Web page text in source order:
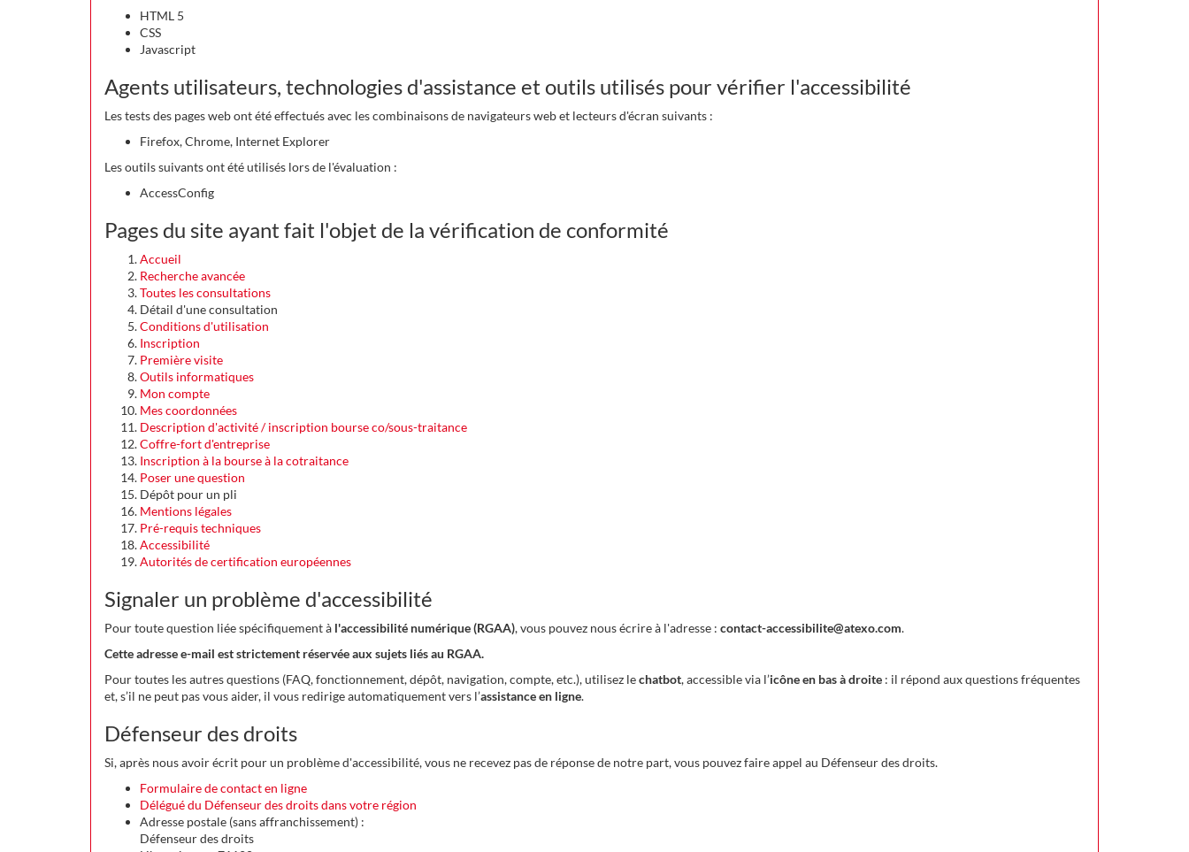
HTML 5
CSS
Javascript
Agents utilisateurs, technologies d'assistance et outils utilisés pour vérifier l'accessibilité
Les tests des pages web ont été effectués avec les combinaisons de navigateurs web et lecteurs d'écran suivants :
Firefox, Chrome, Internet Explorer
Les outils suivants ont été utilisés lors de l'évaluation :
AccessConfig
Pages du site ayant fait l'objet de la vérification de conformité
Accueil
Recherche avancée
Toutes les consultations
Détail d'une consultation
Conditions d'utilisation
Inscription
Première visite
Outils informatiques
Mon compte
Mes coordonnées
Description d'activité / inscription bourse co/sous-traitance
Coffre-fort d'entreprise
Inscription à la bourse à la cotraitance
Poser une question
Dépôt pour un pli
Mentions légales
Pré-requis techniques
Accessibilité
Autorités de certification européennes
Signaler un problème d'accessibilité
Pour toute question liée spécifiquement à l'accessibilité numérique (RGAA), vous pouvez nous écrire à l'adresse : contact-accessibilite@atexo.com.
Cette adresse e-mail est strictement réservée aux sujets liés au RGAA.
Pour toutes les autres questions (FAQ, fonctionnement, dépôt, navigation, compte, etc.), utilisez lechatbot, accessible via l’icône en bas à droite : il répond aux questions fréquentes
et, s’il ne peut pas vous aider, il vous redirige automatiquement vers l’assistance en ligne.
Défenseur des droits
Si, après nous avoir écrit pour un problème d'accessibilité, vous ne recevez pas de réponse de notre part, vous pouvez faire appel au Défenseur des droits.
Formulaire de contact en ligne
Délégué du Défenseur des droits dans votre région
Adresse postale (sans affranchissement) :
Défenseur des droits